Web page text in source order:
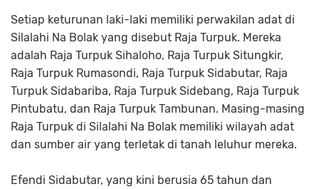
Setiap keturunan laki-laki memiliki perwakilan adat di
Silalahi Na Bolak yang disebut Raja Turpuk. Mereka
adalah Raja Turpuk Sihaloho, Raja Turpuk Situngkir,
Raja Turpuk Rumasondi, Raja Turpuk Sidabutar, Raja
Turpuk Sidabariba, Raja Turpuk Sidebang, Raja Turpuk
Pintubatu, dan Raja Turpuk Tambunan. Masing-masing
Raja Turpuk di Silalahi Na Bolak memiliki wilayah adat
dan sumber air yang terletak di tanah leluhur mereka.
Efendi Sidabutar, yang kini berusia 65 tahun dan